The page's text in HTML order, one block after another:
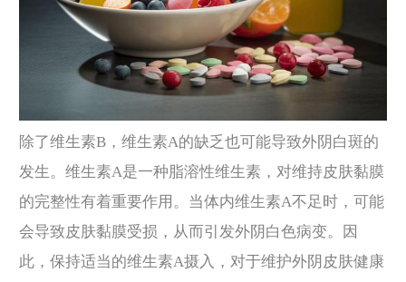
除了维生素B，维生素A的缺乏也可能导致外阴白斑的
发生。维生素A是一种脂溶性维生素，对维持皮肤黏膜
的完整性有着重要作用。当体内维生素A不足时，可能
会导致皮肤黏膜受损，从而引发外阴白色病变。因
此，保持适当的维生素A摄入，对于维护外阴皮肤健康